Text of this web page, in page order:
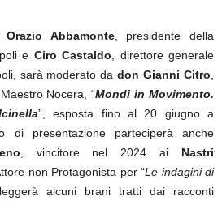
Orazio Abbamonte, presidente della
e Ciro Castaldo , direttore generale
sarà moderato dadon Gianni Citro
Nocera, “Mondi in Movimento.
”, esposta fino al 20 giugno a
di presentazione parteciperà anche
, vincitore nel 2024 ai Nastri
non Protagonista per “Le indagini di
alcuni brani tratti dai racconti